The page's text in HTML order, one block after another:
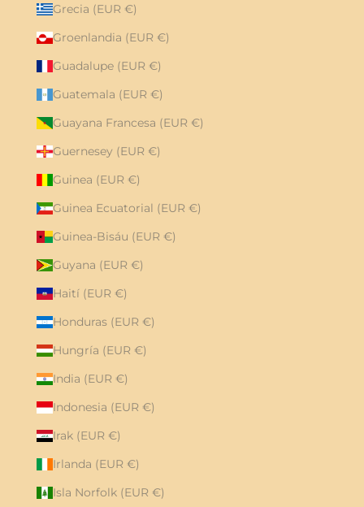
Grecia (EUR €)
Groenlandia (EUR €)
Guadalupe (EUR €)
Guatemala (EUR €)
Guayana Francesa (EUR €)
Guernesey (EUR €)
Guinea (EUR €)
Guinea Ecuatorial (EUR €)
Guinea-Bisáu (EUR €)
Guyana (EUR €)
Haití (EUR €)
Honduras (EUR €)
Hungría (EUR €)
India (EUR €)
Indonesia (EUR €)
Irak (EUR €)
Irlanda (EUR €)
Isla Norfolk (EUR €)